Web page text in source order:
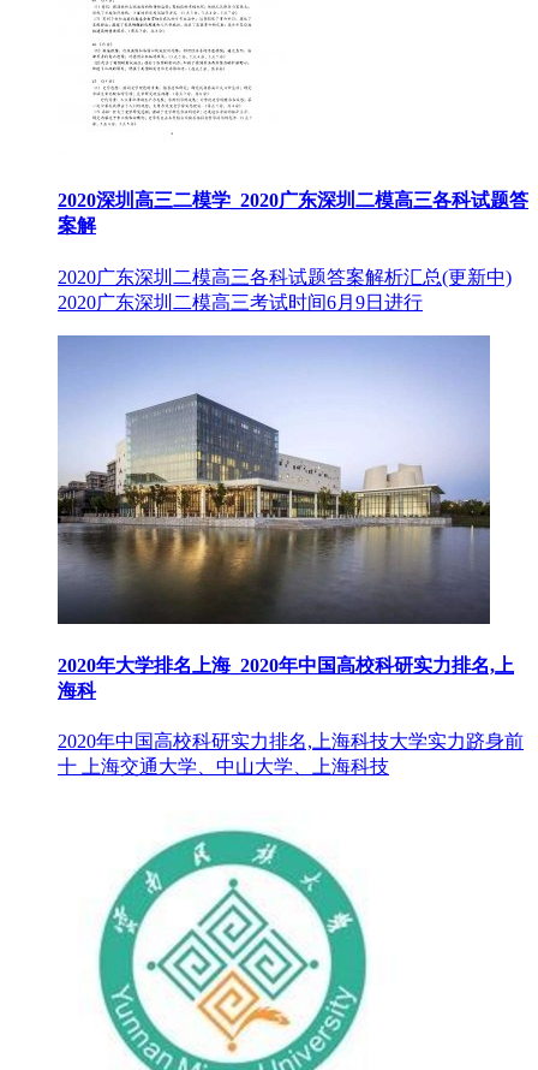
2020深圳高三二模学_2020广东深圳二模高三各科试题答
案解
2020广东深圳二模高三各科试题答案解析汇总(更新中)
2020广东深圳二模高三考试时间6月9日进行
2020年大学排名上海_2020年中国高校科研实力排名,上
海科
2020年中国高校科研实力排名,上海科技大学实力跻身前
十 上海交通大学、中山大学、上海科技